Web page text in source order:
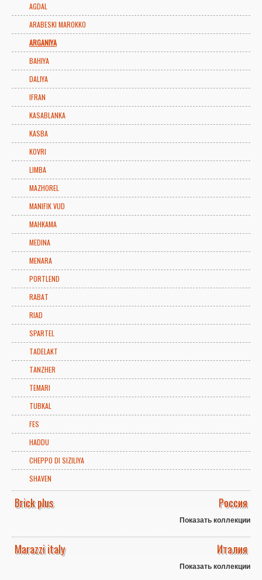
AGDAL
ARABESKI MAROKKO
ARGANIYA
BAHIYA
DALIYA
IFRAN
KASABLANKA
KASBA
KOVRI
LIMBA
MAZHOREL
MANIFIK VUD
MAHKAMA
MEDINA
MENARA
PORTLEND
RABAT
RIAD
SPARTEL
TADELAKT
TANZHER
TEMARI
TUBKAL
FES
HADDU
CHEPPO DI SIZILIYA
SHAVEN
Brick plus Россия
Показать коллекции
Marazzi italy Италия
Показать коллекции